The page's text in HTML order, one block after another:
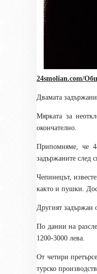
24smolian.com/
Двамата задържани
Мярката за
окончателно.
Припомняме, че
задържаните след
Чепинецът,
както и пушки.
Другият задържан
По данни на
1200-3000 лева
От четири
турско